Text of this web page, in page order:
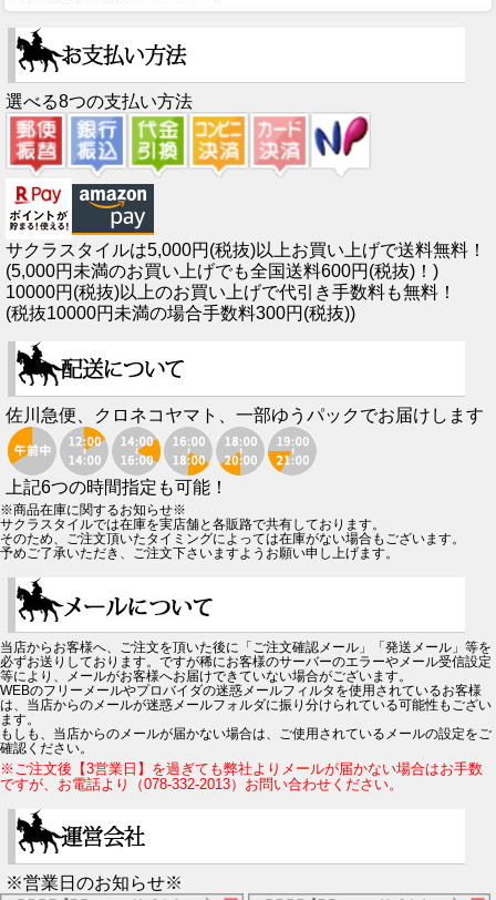
選べる8つの支払い方法
サクラスタイルは5,000円(税抜)以上お買い上げで送料無料！
(5,000円未満のお買い上げでも全国送料600円(税抜)！)
10000円(税抜)以上のお買い上げで代引き手数料も無料！
(税抜10000円未満の場合手数料300円(税抜))
佐川急便、クロネコヤマト、一部ゆうパックでお届けします
上記6つの時間指定も可能！
※商品在庫に関するお知らせ※
サクラスタイルでは在庫を実店舗と各販路で共有しております。
そのため、ご注文頂いたタイミングによっては在庫がない場合もございます。
予めご了承いただき、ご注文下さいますようお願い申し上げます。
当店からお客様へ、ご注文を頂いた後に「ご注文確認メール」「発送メール」等を
必ずお送りしております。ですが稀にお客様のサーバーのエラーやメール受信設定
等により、メールがお客様へお届けできていない場合がございます。
WEBのフリーメールやプロバイダの迷惑メールフィルタを使用されているお客様
は、当店からのメールが迷惑メールフォルダに振り分けられている可能性もござい
ます。
もしも、当店からのメールが届かない場合は、ご使用されているメールの設定をご
確認ください。
※ご注文後【3営業日】を過ぎても弊社よりメールが届かない場合はお手数
ですが、お電話より（078-332-2013）お問い合わせください。
※営業日のお知らせ※